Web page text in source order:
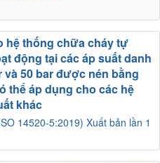
14520-5:2019) Xuất bản lần 1
hệ thống chữa cháy tự
động tại các áp suất danh
và 50 bar được nén bằng
thể áp dụng cho các hệ
khác